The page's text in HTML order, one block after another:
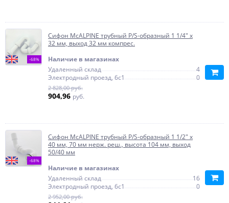
-68%
Сифон McALPINE трубный P/S-образный 1 1/4" х
32 мм, выход 32 мм компрес.
Наличие в магазинах
Удаленный склад
4
Электродный проезд, 6с1
0
2 828,00 руб.
904,96 руб.
-68%
Сифон McALPINE трубный P/S-образный 1 1/2" х
40 мм, 70 мм нерж. реш., высота 104 мм, выход
50/40 мм
Наличие в магазинах
Удаленный склад
16
Электродный проезд, 6с1
0
2 952,00 руб.